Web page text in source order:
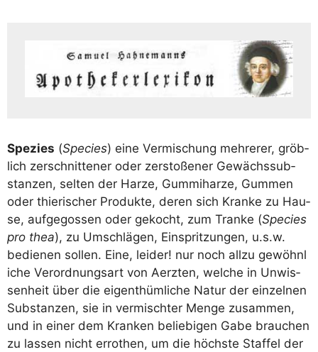
Spe­zi­es (Spe­ci­es) eine Ver­mi­schung meh­re­rer, gröb­
lich zer­schnit­te­ner oder zer­sto­ße­ner Gewächs­sub­
stan­zen, sel­ten der Har­ze, Gum­mi­har­ze, Gum­men
oder thie­r­i­scher Pro­duk­te, deren sich Kran­ke zu Hau­
se, auf­ge­gos­sen oder gekocht, zum Tran­ke (Spe­ci­es
pro thea), zu Umschlä­gen, Ein­sprit­zun­gen, u.s.w.
bedie­nen sol­len. Eine, lei­der! nur noch all­zu gewöhn­l
i­che Ver­ord­nungs­art von Aerz­ten, wel­che in Unwis­
sen­heit über die eigent­hüm­li­che Natur der ein­zel­nen
Sub­stan­zen, sie in ver­misch­ter Men­ge zusam­men,
und in einer dem Kran­ken belie­bi­gen Gabe brau­chen
zu las­sen nicht erro­then, um die höchs­te Staf­fel der